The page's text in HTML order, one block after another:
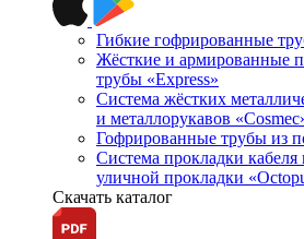
Гибкие гофрированные
Жёсткие и армированные
трубы «Express»
Система жёстких
и металлорукавов
Гофрированные трубы из
Система прокладки кабеля
уличной прокладки
Скачать каталог